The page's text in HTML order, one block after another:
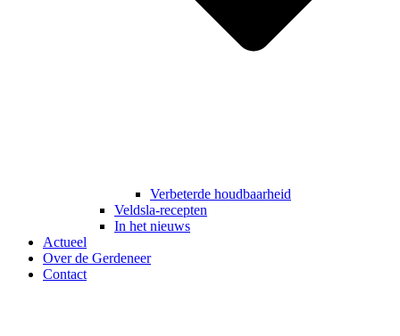
Verbeterde houdbaarheid
Veldsla-recepten
In het nieuws
Actueel
Over de Gerdeneer
Contact